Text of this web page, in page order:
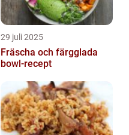
29 juli 2025
Fräscha och färgglada
bowl-recept